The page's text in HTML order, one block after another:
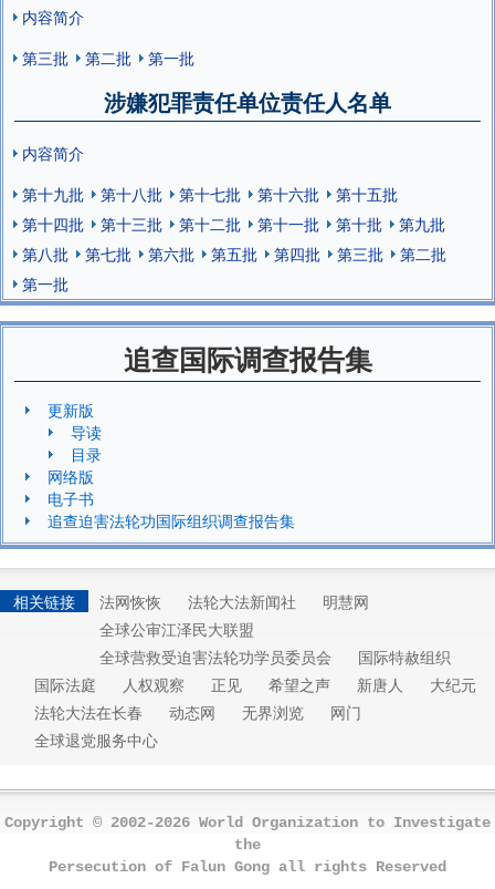
内容简介
第三批
第二批 第一批
涉嫌犯罪责任单位责任人名单
内容简介
第十九批
第十八批 第十七批 第十六批
第十五批
第十四批
第十三批 第十二批 第十一批 第十批
第九批
第八批
第七批 第六批 第五批 第四批 第三批
第二批
第一批
追查国际调查报告集
更新版
导读
目录
网络版
电子书
追查迫害法轮功国际组织调查报告集
相关链接 法网恢恢 法轮大法新闻社
明慧网
全球公审江泽民大联盟
全球营救受迫害法轮功学员委员会
国际特赦组织
国际法庭
人权观察 正见 希望之声 新唐人
大纪元
法轮大法在长春
动态网 无界浏览
网门
全球退党服务中心
Copyright © 2002-2026 World Organization to Investigate
the
Persecution of Falun Gong all rights Reserved